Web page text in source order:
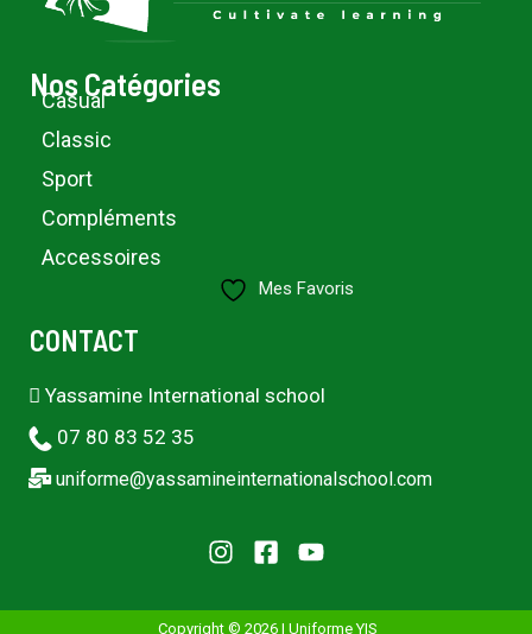
Nos Catégories
Casual
Classic
Sport
Compléments
Accessoires
Mes Favoris
CONTACT
Yassamine International school
07 80 83 52 35
uniforme@yassamineinternationalschool.com
Copyright © 2026 | Uniforme YIS